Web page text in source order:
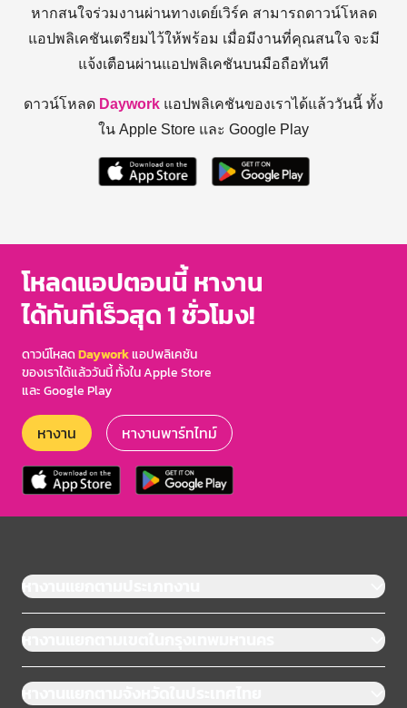
หากสนใจร่วมงานผ่านทางเดย์เวิร์ค สามารถดาวน์โหลด
แอปพลิเคชันเตรียมไว้ให้พร้อม เมื่อมีงานที่คุณสนใจ จะมี
แจ้งเตือนผ่านแอปพลิเคชันบนมือถือทันที
ดาวน์โหลด Daywork แอปพลิเคชันของเราได้แล้ววันนี้ ทั้ง
ใน Apple Store และ Google Play
โหลดแอปตอนนี้ หางาน
ได้ทันทีเร็วสุด 1 ชั่วโมง!
ดาวน์โหลดDayworkแอปพลิเคชัน
ของเราได้แล้ววันนี้ ทั้งใน Apple Store
และ Google Play
หางาน หางานพาร์ทไทม์
หางานแยกตามประเภทงาน
หางานแยกตามเขตในกรุงเทพมหานคร
หางานแยกตามจังหวัดในประเทศไทย